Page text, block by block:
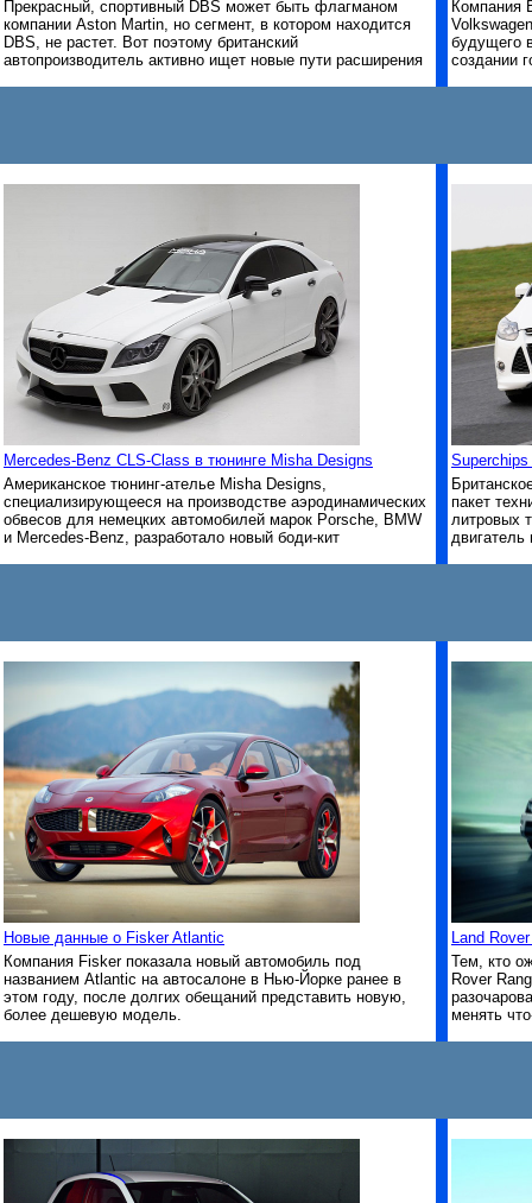
Прекрасный, спортивный DBS может быть флагманом
компании Aston Martin, но сегмент, в котором находится
DBS, не растет. Вот поэтому британский
автопроизводитель активно ищет новые пути расширения
Компания
будущего
создании
Mercedes-Benz CLS-Class в тюнинге Misha Designs
Американское тюнинг-ателье Misha Designs,
специализирующееся на производстве аэродинамических
обвесов для немецких автомобилей марок Porsche, BMW
и Mercedes-Benz, разработало новый боди-кит
пакет
литровых
двигатель
Новые данные о Fisker Atlantic
Компания Fisker показала новый автомобиль под
названием Atlantic на автосалоне в Нью-Йорке ранее в
этом году, после долгих обещаний представить новую,
более дешевую модель.
Land
Тем, кто
Rover
менять